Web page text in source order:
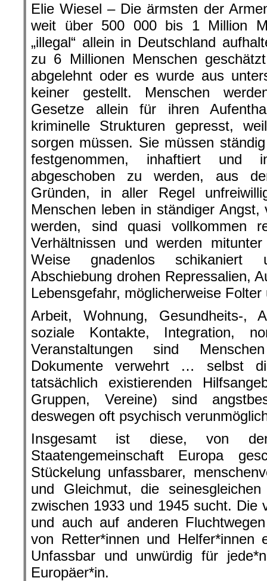
Elie Wiesel – Die ärmsten der
weit über 500 000 bis 1 Million
„illegal“ allein in Deutschland
zu 6 Millionen Menschen
abgelehnt oder es wurde aus
keiner gestellt. Menschen
Gesetze allein für ihren
kriminelle Strukturen gepresst,
sorgen müssen. Sie müssen
festgenommen, inhaftiert und
abgeschoben zu werden, aus
Gründen, in aller Regel
Menschen leben in ständiger
werden, sind quasi vollkommen
Verhältnissen und werden
Weise gnadenlos schikaniert
Abschiebung drohen Repressalien,
Lebensgefahr, möglicherweise Folter
Arbeit, Wohnung, Gesundheits-,
soziale Kontakte, Integration,
Veranstaltungen sind
Dokumente verwehrt … selbst
tatsächlich existierenden
Gruppen, Vereine) sind
deswegen oft psychisch
Insgesamt ist diese, von
Staatengemeinschaft Europa
Stückelung unfassbarer,
und Gleichmut, die
zwischen 1933 und 1945 sucht. Die
und auch auf anderen
von Retter*innen und Helfer*innen
Unfassbar und unwürdig für
Europäer*in.